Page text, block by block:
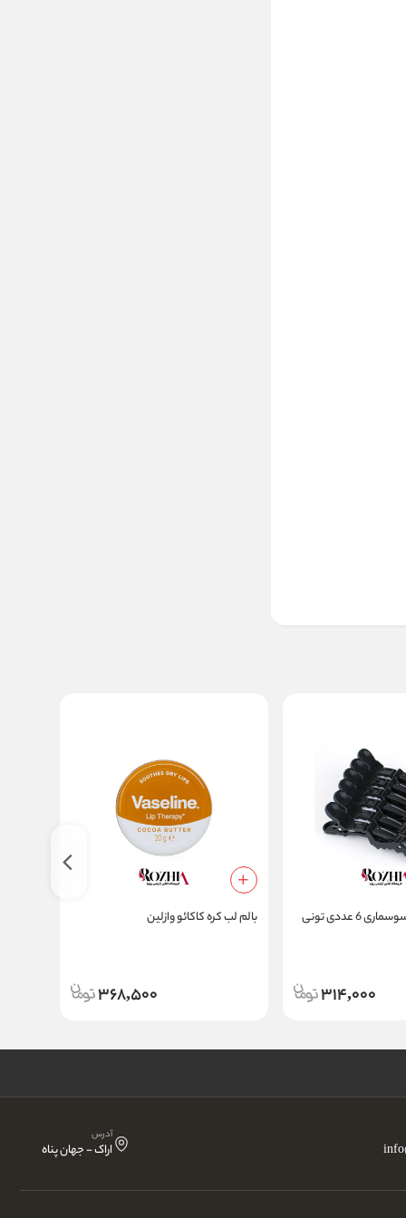
گیره تقسیم مو سوسماری 6 عددی تونی
314,000
بالم لب کره کاکائو وازلین
368,500
آدرس
اراک - جهان پناه